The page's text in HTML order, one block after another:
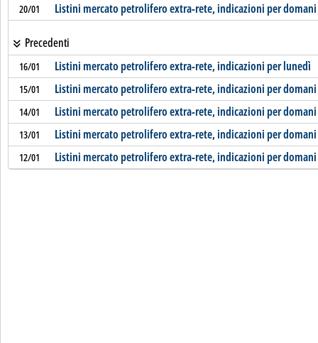
20/01 Listini mercato petrolifero extra-rete, indicazioni per domani
Precedenti
16/01 Listini mercato petrolifero extra-rete, indicazioni per lunedì
15/01 Listini mercato petrolifero extra-rete, indicazioni per domani
14/01 Listini mercato petrolifero extra-rete, indicazioni per domani
13/01 Listini mercato petrolifero extra-rete, indicazioni per domani
12/01 Listini mercato petrolifero extra-rete, indicazioni per domani